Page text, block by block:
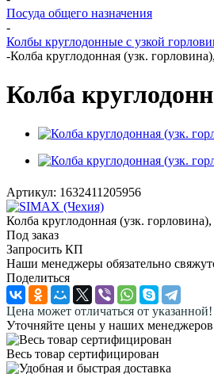
Посуда общего назначения
-
Колбы круглодонные с узкой
-Колба круглодонная (узк.
Колба
Артикул: 1632411205956
Колба круглодонная (узк.
Под заказ
Запросить КП
Наши менеджеры обязательно
Поделиться
Цена может отличаться от указанной!
Уточняйте цены у наших
Весь товар сертифицирован